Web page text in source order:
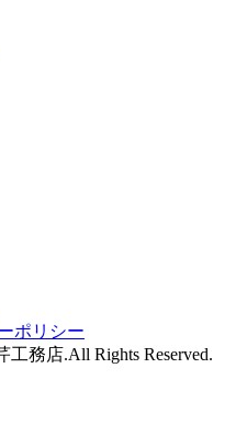
ポリシー
工務店.All Rights Reserved.